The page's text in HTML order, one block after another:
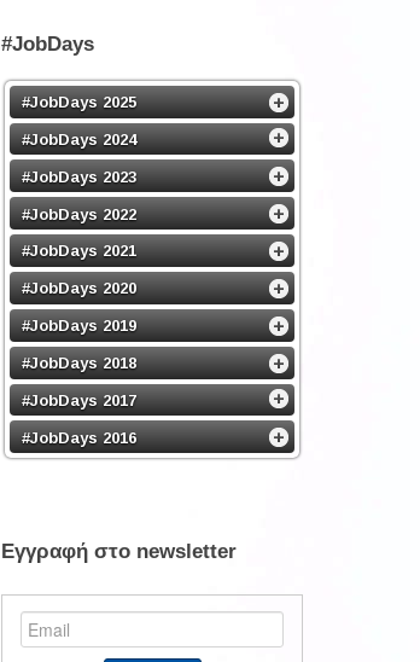
#JobDays
#JobDays 2025
#JobDays 2024
#JobDays 2023
#JobDays 2022
#JobDays 2021
#JobDays 2020
#JobDays 2019
#JobDays 2018
#JobDays 2017
#JobDays 2016
Εγγραφή στο newsletter